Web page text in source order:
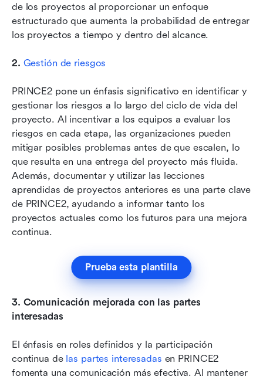
de los proyectos al proporcionar un enfoque
estructurado que aumenta la probabilidad de entregar
los proyectos a tiempo y dentro del alcance.
2. Gestión de riesgos
PRINCE2 pone un énfasis significativo en identificar y
gestionar los riesgos a lo largo del ciclo de vida del
proyecto. Al incentivar a los equipos a evaluar los
riesgos en cada etapa, las organizaciones pueden
mitigar posibles problemas antes de que escalen, lo
que resulta en una entrega del proyecto más fluida.
Además, documentar y utilizar las lecciones
aprendidas de proyectos anteriores es una parte clave
de PRINCE2, ayudando a informar tanto los
proyectos actuales como los futuros para una mejora
continua.
Prueba esta plantilla
3. Comunicación mejorada con las partes
interesadas
El énfasis en roles definidos y la participación
continua de las partes interesadas en PRINCE2
fomenta una comunicación más efectiva. Al mantener